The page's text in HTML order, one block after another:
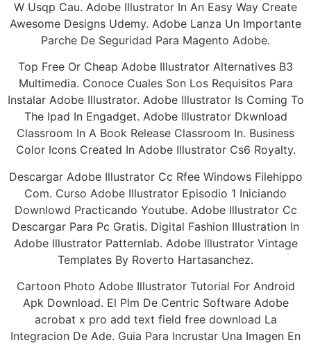
W Usqp Cau. Adobe Illustrator In An Easy Way Create
Awesome Designs Udemy. Adobe Lanza Un Importante
Parche De Seguridad Para Magento Adobe.
Top Free Or Cheap Adobe Illustrator Alternatives B3
Multimedia. Conoce Cuales Son Los Requisitos Para
Instalar Adobe Illustrator. Adobe Illustrator Is Coming To
The Ipad In Engadget. Adobe Illustrator Dkwnload
Classroom In A Book Release Classroom In. Business
Color Icons Created In Adobe Illustrator Cs6 Royalty.
Descargar Adobe Illustrator Cc Rfee Windows Filehippo
Com. Curso Adobe Illustrator Episodio 1 Iniciando
Downlowd Practicando Youtube. Adobe Illustrator Cc
Descargar Para Pc Gratis. Digital Fashion Illustration In
Adobe Illustrator Patternlab. Adobe Illustrator Vintage
Templates By Roverto Hartasanchez.
Cartoon Photo Adobe Illustrator Tutorial For Android
Apk Download. El Plm De Centric Software Adobe
acrobat x pro add text field free download La
Integracion De Ade. Guia Para Incrustar Una Imagen En